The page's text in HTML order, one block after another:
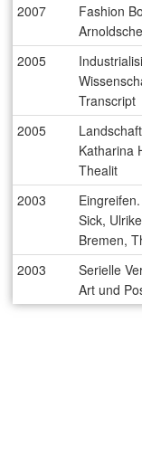
2007
Fashion
2005
Transcript
2005
Katharina
Thealit
2003
Sick,
Bremen,
2003
Serielle
Art und